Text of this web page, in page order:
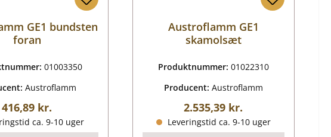
GE1 bundsten
foran
01003350
Austroflamm
Almindelig pris:
416,89 kr.
ca. 9-10 uger
Austroflamm GE1
skamolsæt
Produktnummer: 01022310
Producent: Austroflamm
Almindelig pris:
2.535,39 kr.
Leveringstid ca. 9-10 uger